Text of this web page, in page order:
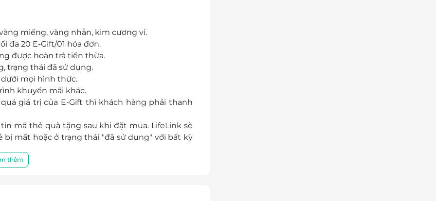
12, Quận 10, Hồ Chí Minh
Quận 6, Hồ Chí Minh
Minh
Minh
Điền, Quận 2, Hồ Chí Minh
Đức, Hồ Chí Minh
Minh
miếng, vàng nhẫn, kim cương vỉ.
đa 20 E-Gift/01 hóa đơn.
được hoàn trả tiền thừa.
trạng thái đã sử dụng.
mọi hình thức.
khuyến mãi khác.
giá trị của E-Gift thì khách hàng phải thanh
mã thẻ quà tặng sau khi đặt mua. LifeLink sẽ
mất hoặc ở trạng thái "đã sử dụng" với bất kỳ
lượng sản phẩm hoặc dịch vụ được cung cấp
edit?
thêm